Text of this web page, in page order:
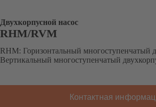
Двухкорпусной насос
RHM/RVM
RHM: Горизонтальный многоступенчатый
Вертикальный многоступенчатый
Контактная